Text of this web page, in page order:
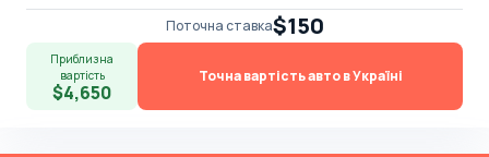
Поточна ставка$150
Приблизна
вартість
$4,650
Точна вартість авто в Україні